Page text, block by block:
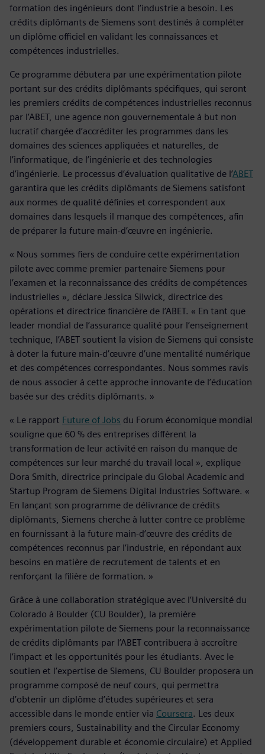
formation des ingénieurs dont l’industrie a besoin. Les
crédits diplômants de Siemens sont destinés à compléter
un diplôme officiel en validant les connaissances et
compétences industrielles.
Ce programme débutera par une expérimentation pilote
portant sur des crédits diplômants spécifiques, qui seront
les premiers crédits de compétences industrielles reconnus
par l’ABET, une agence non gouvernementale à but non
lucratif chargée d’accréditer les programmes dans les
domaines des sciences appliquées et naturelles, de
l’informatique, de l’ingénierie et des technologies
d’ingénierie. Le processus d’évaluation qualitative de l’ABET
garantira que les crédits diplômants de Siemens satisfont
aux normes de qualité définies et correspondent aux
domaines dans lesquels il manque des compétences, afin
de préparer la future main-d’œuvre en ingénierie.
« Nous sommes fiers de conduire cette expérimentation
pilote avec comme premier partenaire Siemens pour
l’examen et la reconnaissance des crédits de compétences
industrielles », déclare Jessica Silwick, directrice des
opérations et directrice financière de l’ABET. « En tant que
leader mondial de l’assurance qualité pour l’enseignement
technique, l’ABET soutient la vision de Siemens qui consiste
à doter la future main-d’œuvre d’une mentalité numérique
et des compétences correspondantes. Nous sommes ravis
de nous associer à cette approche innovante de l’éducation
basée sur des crédits diplômants. »
« Le rapport Future of Jobs du Forum économique mondial
souligne que 60 % des entreprises diffèrent la
transformation de leur activité en raison du manque de
compétences sur leur marché du travail local », explique
Dora Smith, directrice principale du Global Academic and
Startup Program de Siemens Digital Industries Software. «
En lançant son programme de délivrance de crédits
diplômants, Siemens cherche à lutter contre ce problème
en fournissant à la future main-d’œuvre des crédits de
compétences reconnus par l’industrie, en répondant aux
besoins en matière de recrutement de talents et en
renforçant la filière de formation. »
Grâce à une collaboration stratégique avec l’Université du
Colorado à Boulder (CU Boulder), la première
expérimentation pilote de Siemens pour la reconnaissance
de crédits diplômants par l’ABET contribuera à accroître
l’impact et les opportunités pour les étudiants. Avec le
soutien et l’expertise de Siemens, CU Boulder proposera un
programme composé de neuf cours, qui permettra
d’obtenir un diplôme d’études supérieures et sera
accessible dans le monde entier via Coursera. Les deux
premiers cours, Sustainability and the Circular Economy
(développement durable et économie circulaire) et Applied